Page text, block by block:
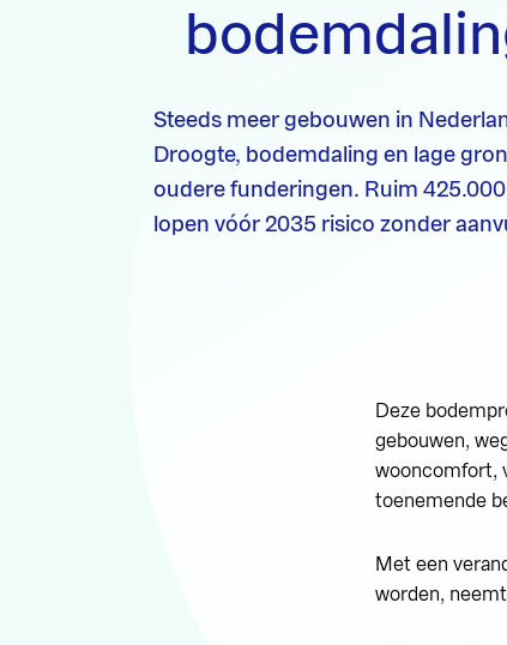
Steeds meer gebouwen in
Droogte, bodemdaling en lage
oudere funderingen. Ruim
lopen vóór 2035 risico zonder
Deze
gebouwen,
wooncomfort,
toenemende
Met een
worden,